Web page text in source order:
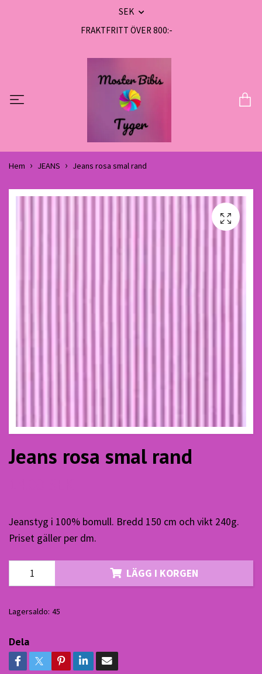
SEK
FRAKTFRITT ÖVER 800:-
Hem JEANS Jeans rosa smal rand
Jeans rosa smal rand
Jeanstyg i 100% bomull. Bredd 150 cm och vikt 240g.
Priset gäller per dm.
LÄGG I KORGEN
Lagersaldo: 45
Dela